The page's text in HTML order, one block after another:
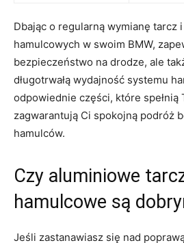
Dbając o regularną ⁤wymianę ‍tarcz
hamulcowych w swoim BMW,
bezpieczeństwo na drodze, ale
długotrwałą wydajność systemu
odpowiednie części, które spełnią
zagwarantują Ci spokojną podróż
hamulców.
Czy aluminiowe
hamulcowe są
Jeśli zastanawiasz się nad